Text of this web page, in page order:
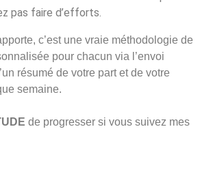
pas faire d’efforts.
c’est une vraie méthodologie de
pour chacun via l’envoi
résumé de votre part et de votre
semaine.
de progresser si vous suivez mes